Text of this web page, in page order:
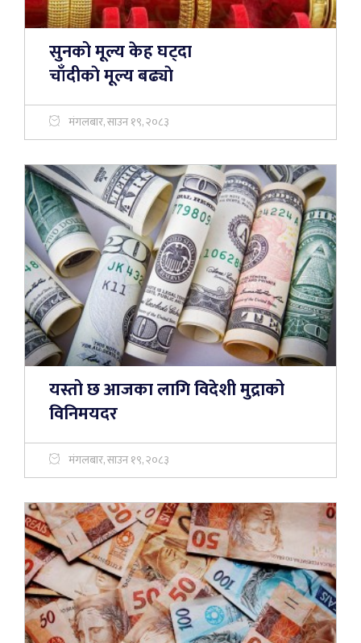
सुनको मूल्य केह घट्दा
चाँदीकाे मूल्य बढ्याे
मंगलबार, साउन १९, २०८३
यस्तो छ आजका लागि विदेशी मुद्राको
विनिमयदर
मंगलबार, साउन १९, २०८३